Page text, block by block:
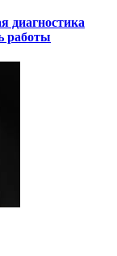
диагностика
работы